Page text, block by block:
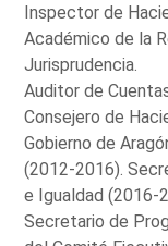
Inspector de
Académico de la
Jurisprudencia.
Auditor de
Consejero de
Gobierno de
(2012-2016).
e Igualdad (2016-
Secretario de